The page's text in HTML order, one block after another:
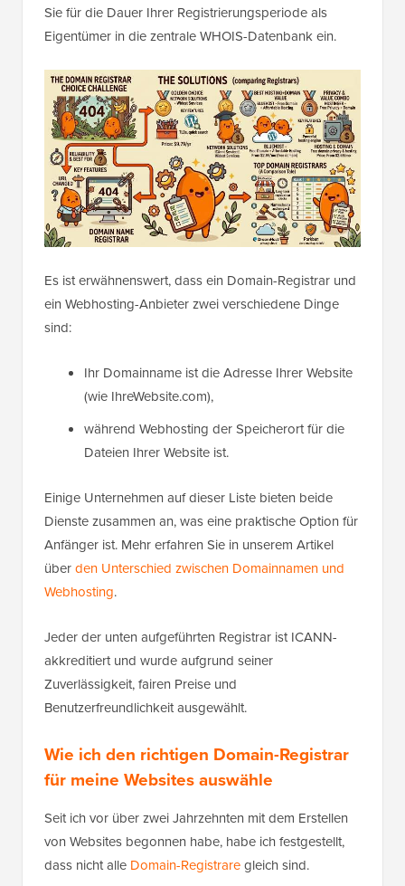
Sie für die Dauer Ihrer Registrierungsperiode als
Eigentümer in die zentrale WHOIS-Datenbank ein.
Es ist erwähnenswert, dass ein Domain-Registrar und
ein Webhosting-Anbieter zwei verschiedene Dinge
sind:
Ihr Domainname ist die Adresse Ihrer Website
(wie IhreWebsite.com),
während Webhosting der Speicherort für die
Dateien Ihrer Website ist.
Einige Unternehmen auf dieser Liste bieten beide
Dienste zusammen an, was eine praktische Option für
Anfänger ist. Mehr erfahren Sie in unserem Artikel
überden Unterschied zwischen Domainnamen und
Webhosting.
Jeder der unten aufgeführten Registrar ist ICANN-
akkreditiert und wurde aufgrund seiner
Zuverlässigkeit, fairen Preise und
Benutzerfreundlichkeit ausgewählt.
Wie ich den richtigen Domain-Registrar
für meine Websites auswähle
Seit ich vor über zwei Jahrzehnten mit dem Erstellen
von Websites begonnen habe, habe ich festgestellt,
dass nicht alle Domain-Registraregleich sind.